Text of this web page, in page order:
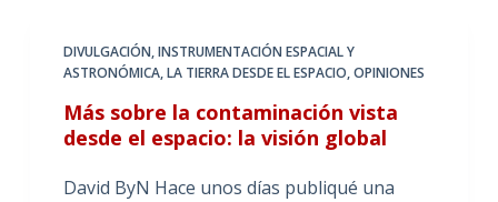
DIVULGACIÓN,INSTRUMENTACIÓN ESPACIAL Y
ASTRONÓMICA,LA TIERRA DESDE EL ESPACIO,OPINIONES
Más sobre la contaminación vista
desde el espacio: la visión global
David ByN Hace unos días publiqué una